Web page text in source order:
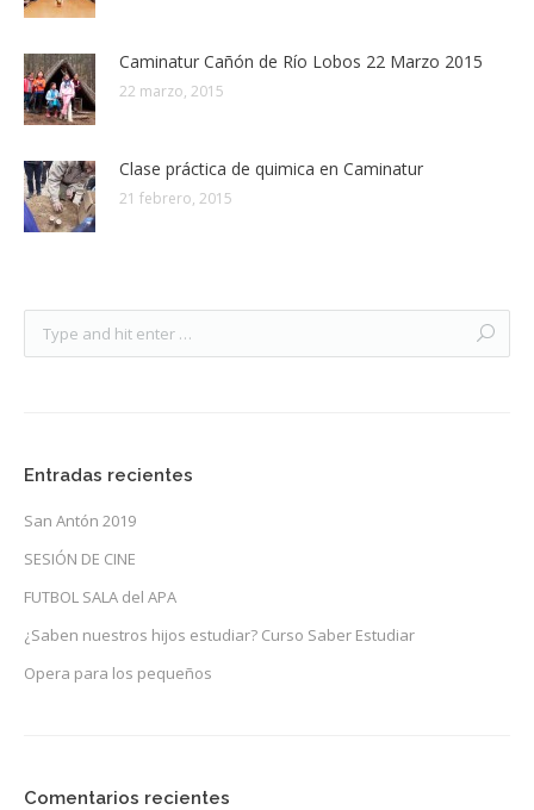
Caminatur Cañón de Río Lobos 22 Marzo 2015
22 marzo, 2015
Clase práctica de quimica en Caminatur
21 febrero, 2015
Entradas recientes
San Antón 2019
SESIÓN DE CINE
FUTBOL SALA del APA
¿Saben nuestros hijos estudiar? Curso Saber Estudiar
Opera para los pequeños
Comentarios recientes